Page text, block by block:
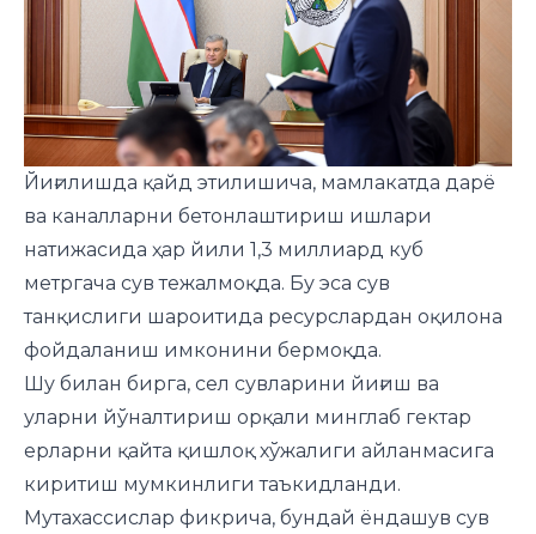
Йиғилишда қайд этилишича, мамлакатда дарё
ва каналларни бетонлаштириш ишлари
натижасида ҳар йили 1,3 миллиард куб
метргача сув тежалмоқда. Бу эса сув
танқислиги шароитида ресурслардан оқилона
фойдаланиш имконини бермоқда.
Шу билан бирга, сел сувларини йиғиш ва
уларни йўналтириш орқали минглаб гектар
ерларни қайта қишлоқ хўжалиги айланмасига
киритиш мумкинлиги таъкидланди.
Мутахассислар фикрича, бундай ёндашув сув